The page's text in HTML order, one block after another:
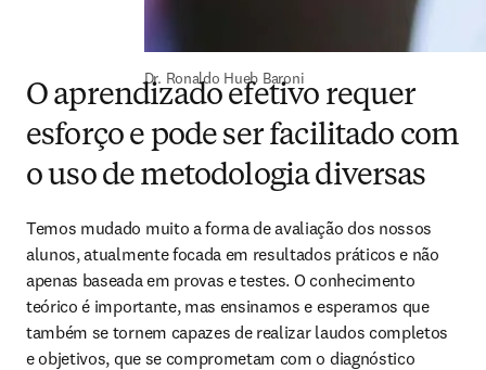
Dr. Ronaldo Hueb Baroni
O aprendizado efetivo requer
esforço e pode ser facilitado com
o uso de metodologia diversas
Temos mudado muito a forma de avaliação dos nossos
alunos, atualmente focada em resultados práticos e não
apenas baseada em provas e testes. O conhecimento
teórico é importante, mas ensinamos e esperamos que
também se tornem capazes de realizar laudos completos
e objetivos, que se comprometam com o diagnóstico